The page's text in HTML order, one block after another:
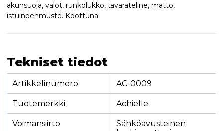
akunsuoja, valot, runkolukko, tavarateline, matto,
istuinpehmuste. Koottuna.
Tekniset tiedot
Artikkelinumero AC-0009
Tuotemerkki Achielle
Voimansiirto
Sähköavusteinen